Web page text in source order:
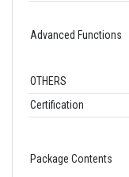
Advanced Functions
OTHERS
Certification
Package Contents